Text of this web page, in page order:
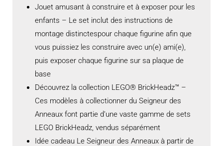
Jouet amusant à construire et à exposer pour les
enfants – Le set inclut des instructions de
montage distinctespour chaque figurine afin que
vous puissiez les construire avec un(e) ami(e),
puis exposer chaque figurine sur sa plaque de
base
Découvrez la collection LEGO® BrickHeadz™ –
Ces modèles à collectionner du Seigneur des
Anneaux font partie d’une vaste gamme de sets
LEGO BrickHeadz, vendus séparément
Idée cadeau Le Seigneur des Anneaux à partir de